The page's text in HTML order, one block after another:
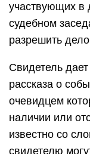
участвующих в
судебном
разрешить
Свидетель
рассказа о
очевидцем
наличии или
известно со
свидетелю